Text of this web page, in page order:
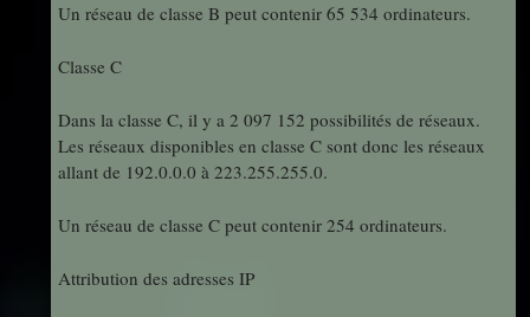
Un réseau de classe B peut contenir 65 534 ordinateurs.
Classe C
Dans la classe C, il y a 2 097 152 possibilités de réseaux.
Les réseaux disponibles en classe C sont donc les réseaux
allant de 192.0.0.0 à 223.255.255.0.
Un réseau de classe C peut contenir 254 ordinateurs.
Attribution des adresses IP